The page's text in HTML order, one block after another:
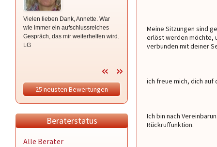
Vielen lieben Dank, Annette. War
wie immer ein aufschlussreiches
Gespräch, das mir weiterhelfen wird.
LG
25 neusten Bewertungen
Beraterstatus
Alle Berater
Meine Sitzungen sind
erlöst werden möchte,
verbunden mit deiner
ich freue mich, dich auf
Ich bin nach
Rückruffunktion.